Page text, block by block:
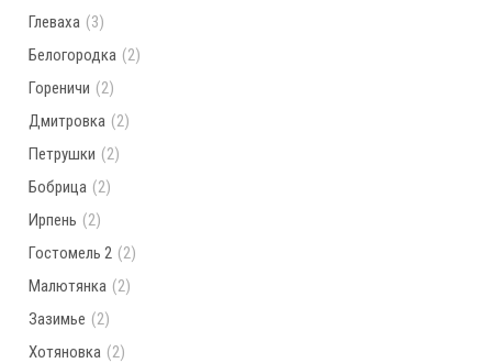
Глеваха (3)
Белогородка (2)
Гореничи (2)
Дмитровка (2)
Петрушки (2)
Бобрица (2)
Ирпень (2)
Гостомель 2 (2)
Малютянка (2)
Зазимье (2)
Хотяновка (2)